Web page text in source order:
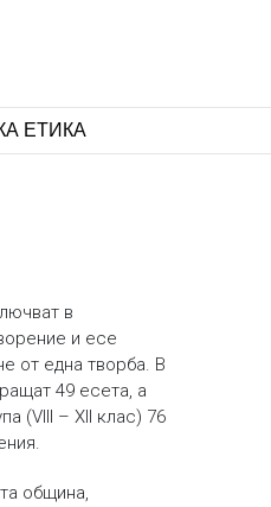
ЕТИКА
в
и есе
от една творба. В
49 есета, а
(VIII – XII клас) 76
община,